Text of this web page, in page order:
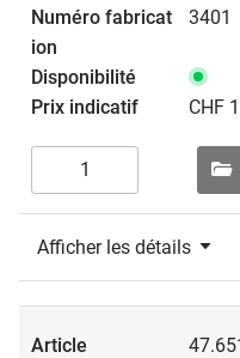
3401
CHF
Afficher les détails